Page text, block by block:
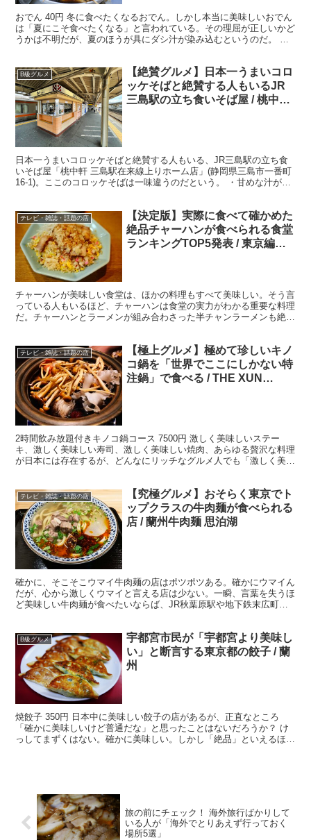
おでん 40円 冬に食べたくなるおでん。しかし本当に美味しいおでん
は「夏にこそ食べたくなる」と言われている。その理屈が正しいかど
うかは不明だが、夏のほうが具にダシ汁が染み込むというのだ。 ・
B級グルメ
【絶賛グルメ】日本一うまいコロ
ッケそばと絶賛する人もいるJR
三島駅の立ち食いそば屋 / 桃中軒
日本一うまいコロッケそばと絶賛する人もいる、JR三島駅の立ち食
いそば屋「桃中軒 三島駅在来線上りホーム店」(静岡県三島市一番町
16-1)。ここのコロッケそばは一味違うのだという。 ・甘めな汁が蕎
テレビ・雑誌・話題の店
【決定版】実際に食べて確かめた
絶品チャーハンが食べられる食堂
ランキングTOP5発表 / 東京編＋
チャーハンが美味しい食堂は、ほかの料理もすべて美味しい。そう言
っている人もいるほど、チャーハンは食堂の実力がわかる重要な料理
だ。チャーハンとラーメンが組み合わさった半チャンラーメンも絶大
テレビ・雑誌・話題の店
【極上グルメ】極めて珍しいキノ
コ鍋を「世界でここにしかない特
注鍋」で食べる / THE XUN
2時間飲み放題付きキノコ鍋コース 7500円 激しく美味しいステー
キ、激しく美味しい寿司、激しく美味しい焼肉、あらゆる贅沢な料理
が日本には存在するが、どんなにリッチなグルメ人でも「激しく美味
テレビ・雑誌・話題の店
【究極グルメ】おそらく東京でト
ップクラスの牛肉麺が食べられる
店 / 蘭州牛肉麺 思泊湖
確かに、そこそこウマイ牛肉麺の店はポツポツある。確かにウマイん
だが、心から激しくウマイと言える店は少ない。一瞬、言葉を失うほ
ど美味しい牛肉麺が食べたいならば、JR秋葉原駅や地下鉄末広町駅
B級グルメ
宇都宮市民が「宇都宮より美味し
い」と断言する東京都の餃子 / 蘭
州
焼餃子 350円 日本中に美味しい餃子の店があるが、正直なところ
「確かに美味しいけど普通だな」と思ったことはないだろうか？ け
っしてまずくはない。確かに美味しい。しかし「絶品」といえるほど
旅の前にチェック！ 海外旅行ばかりして
いる人が「海外でとりあえず行っておく
場所5選」